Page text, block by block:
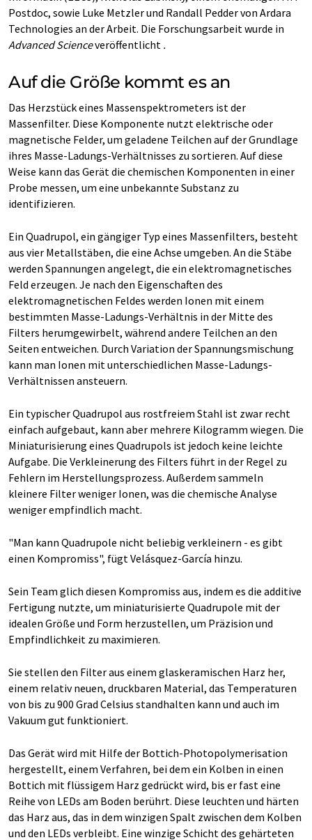
Postdoc, sowie Luke Metzler und Randall Pedder von Ardara
Technologies an der Arbeit. Die Forschungsarbeit wurde in
Advanced Scienceveröffentlicht .
Auf die Größe kommt es an
Das Herzstück eines Massenspektrometers ist der
Massenfilter. Diese Komponente nutzt elektrische oder
magnetische Felder, um geladene Teilchen auf der Grundlage
ihres Masse-Ladungs-Verhältnisses zu sortieren. Auf diese
Weise kann das Gerät die chemischen Komponenten in einer
Probe messen, um eine unbekannte Substanz zu
identifizieren.
Ein Quadrupol, ein gängiger Typ eines Massenfilters, besteht
aus vier Metallstäben, die eine Achse umgeben. An die Stäbe
werden Spannungen angelegt, die ein elektromagnetisches
Feld erzeugen. Je nach den Eigenschaften des
elektromagnetischen Feldes werden Ionen mit einem
bestimmten Masse-Ladungs-Verhältnis in der Mitte des
Filters herumgewirbelt, während andere Teilchen an den
Seiten entweichen. Durch Variation der Spannungsmischung
kann man Ionen mit unterschiedlichen Masse-Ladungs-
Verhältnissen ansteuern.
Ein typischer Quadrupol aus rostfreiem Stahl ist zwar recht
einfach aufgebaut, kann aber mehrere Kilogramm wiegen. Die
Miniaturisierung eines Quadrupols ist jedoch keine leichte
Aufgabe. Die Verkleinerung des Filters führt in der Regel zu
Fehlern im Herstellungsprozess. Außerdem sammeln
kleinere Filter weniger Ionen, was die chemische Analyse
weniger empfindlich macht.
"Man kann Quadrupole nicht beliebig verkleinern - es gibt
einen Kompromiss", fügt Velásquez-García hinzu.
Sein Team glich diesen Kompromiss aus, indem es die additive
Fertigung nutzte, um miniaturisierte Quadrupole mit der
idealen Größe und Form herzustellen, um Präzision und
Empfindlichkeit zu maximieren.
Sie stellen den Filter aus einem glaskeramischen Harz her,
einem relativ neuen, druckbaren Material, das Temperaturen
von bis zu 900 Grad Celsius standhalten kann und auch im
Vakuum gut funktioniert.
Das Gerät wird mit Hilfe der Bottich-Photopolymerisation
hergestellt, einem Verfahren, bei dem ein Kolben in einen
Bottich mit flüssigem Harz gedrückt wird, bis er fast eine
Reihe von LEDs am Boden berührt. Diese leuchten und härten
das Harz aus, das in dem winzigen Spalt zwischen dem Kolben
und den LEDs verbleibt. Eine winzige Schicht des gehärteten